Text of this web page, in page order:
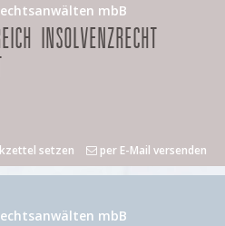
mbB
INSOLVENZRECHT
setzen per E-Mail versenden
mbB